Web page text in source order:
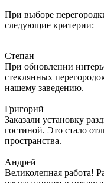
При выборе
следующие критерии:
Степан
При обновлении
стеклянных
нашему заведению.
Григорий
Заказали установку
гостиной. Это стало
пространства.
Андрей
Великолепная работа!